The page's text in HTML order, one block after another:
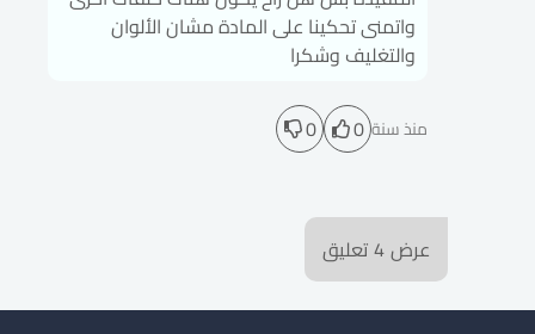
واتمنى تحكينا على المادة مشان الألوان
والتغليف وشكرا
منذ سنة 0
0
عرض4تعليق